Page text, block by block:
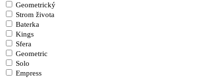
Geometrický
Strom života
Baterka
Kings
Sfera
Geometric
Solo
Empress